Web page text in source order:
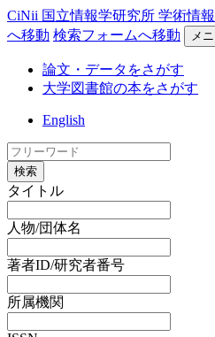
CiNii 国立情報学研究所 学術情
へ移動 検索フォームへ移動 メ
論文・データをさがす
大学図書館の本をさがす
English
検索
タイトル
人物/団体名
著者ID/研究者番号
所属機関